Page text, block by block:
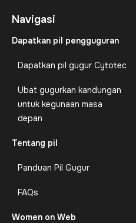
Navigasi
Dapatkan pil pengguguran
Dapatkan pil gugur Cytotec
Ubat gugurkan kandungan
untuk kegunaan masa
depan
Tentang pil
Panduan Pil Gugur
FAQs
Women on Web